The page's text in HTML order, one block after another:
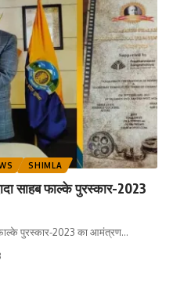
SHIMLA
साहब फाल्के पुरस्कार-2023
पुरस्कार-2023 का आमंत्रण…